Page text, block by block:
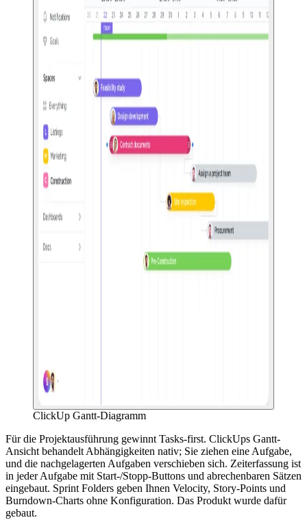
ClickUp Gantt-Diagramm
Für die Projektausführung gewinnt Tasks-first. ClickUps Gantt-
Ansicht behandelt Abhängigkeiten nativ; Sie ziehen eine Aufgabe,
und die nachgelagerten Aufgaben verschieben sich. Zeiterfassung ist
in jeder Aufgabe mit Start-/Stopp-Buttons und abrechenbaren Sätzen
eingebaut. Sprint Folders geben Ihnen Velocity, Story-Points und
Burndown-Charts ohne Konfiguration. Das Produkt wurde dafür
gebaut.